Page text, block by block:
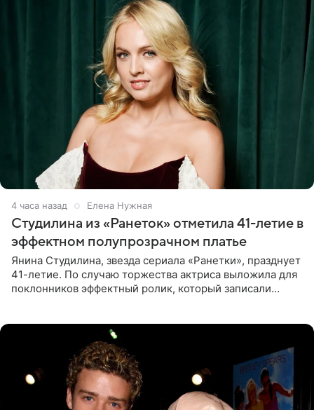
4 часа назад Елена Нужная
Студилина из «Ранеток» отметила 41-летие в
эффектном полупрозрачном платье
Янина Студилина, звезда сериала «Ранетки», празднует
41-летие. По случаю торжества актриса выложила для
поклонников эффектный ролик, который записали